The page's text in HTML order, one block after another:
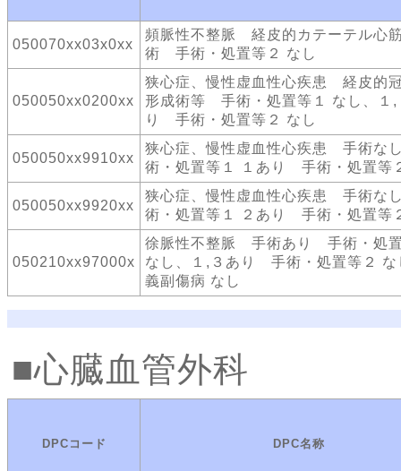
050070xx03x0xx
頻脈性不整脈 経皮的カテーテル心
術 手術・処置等２ なし
050050xx0200xx
狭心症、慢性虚血性心疾患 経皮的
形成術等 手術・処置等１ なし、１,
り 手術・処置等２ なし
050050xx9910xx
狭心症、慢性虚血性心疾患 手術な
術・処置等１ １あり 手術・処置等
050050xx9920xx
狭心症、慢性虚血性心疾患 手術な
術・処置等１ ２あり 手術・処置等
050210xx97000x
徐脈性不整脈 手術あり 手術・処
なし、１,３あり 手術・処置等２
義副傷病 なし
心臓血管外科
DPCコード DPC名称